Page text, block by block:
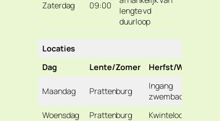
Zaterdag 09:00
lengte vd
duurloop
Locaties
Dag
Lente/Zomer Herfst/Winter
Maandag Prattenburg
Ingang
zwembad
Woensdag
Prattenburg
Kwintelooijen